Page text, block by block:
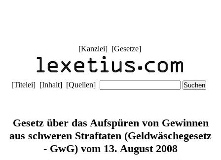
[Kanzlei] [Gesetze]
[Titelei] [Inhalt] [Quellen]
Gesetz über das Aufspüren von Gewinnen
aus schweren Straftaten (Geldwäschegesetz
- GwG) vom 13. August 2008